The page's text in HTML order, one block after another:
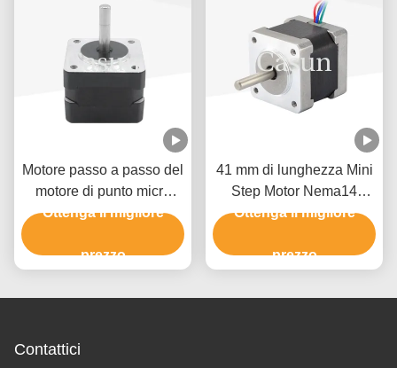
Motore passo a passo del
motore di punto micro
350mN.m nema14
coppia di torsione
Ottenga il migliore
prezzo
41 mm di lunghezza Mini
Step Motor Nema14
35x35x41mm 180mN.M
Ottenga il migliore
prezzo
Contattici